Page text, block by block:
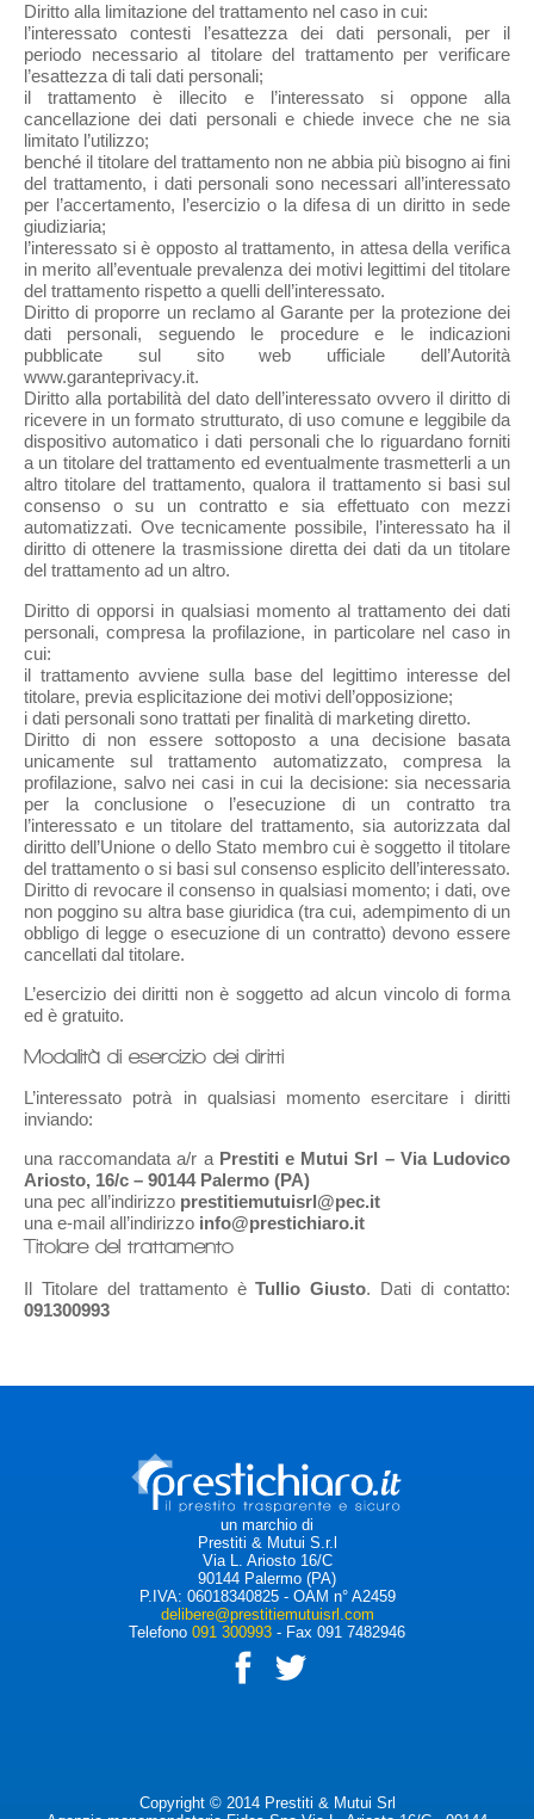
Diritto alla limitazione del trattamento nel caso in cui:
l’interessato contesti l’esattezza dei dati personali, per il
periodo necessario al titolare del trattamento per verificare
l’esattezza di tali dati personali;
il trattamento è illecito e l’interessato si oppone alla
cancellazione dei dati personali e chiede invece che ne sia
limitato l’utilizzo;
benché il titolare del trattamento non ne abbia più bisogno ai fini
del trattamento, i dati personali sono necessari all’interessato
per l’accertamento, l’esercizio o la difesa di un diritto in sede
giudiziaria;
l’interessato si è opposto al trattamento, in attesa della verifica
in merito all’eventuale prevalenza dei motivi legittimi del titolare
del trattamento rispetto a quelli dell’interessato.
Diritto di proporre un reclamo al Garante per la protezione dei
dati personali, seguendo le procedure e le indicazioni
pubblicate sul sito web ufficiale dell’Autorità
www.garanteprivacy.it.
Diritto alla portabilità del dato dell’interessato ovvero il diritto di
ricevere in un formato strutturato, di uso comune e leggibile da
dispositivo automatico i dati personali che lo riguardano forniti
a un titolare del trattamento ed eventualmente trasmetterli a un
altro titolare del trattamento, qualora il trattamento si basi sul
consenso o su un contratto e sia effettuato con mezzi
automatizzati. Ove tecnicamente possibile, l’interessato ha il
diritto di ottenere la trasmissione diretta dei dati da un titolare
del trattamento ad un altro.
Diritto di opporsi in qualsiasi momento al trattamento dei dati
personali, compresa la profilazione, in particolare nel caso in
cui:
il trattamento avviene sulla base del legittimo interesse del
titolare, previa esplicitazione dei motivi dell’opposizione;
i dati personali sono trattati per finalità di marketing diretto.
Diritto di non essere sottoposto a una decisione basata
unicamente sul trattamento automatizzato, compresa la
profilazione, salvo nei casi in cui la decisione: sia necessaria
per la conclusione o l’esecuzione di un contratto tra
l’interessato e un titolare del trattamento, sia autorizzata dal
diritto dell’Unione o dello Stato membro cui è soggetto il titolare
del trattamento o si basi sul consenso esplicito dell’interessato.
Diritto di revocare il consenso in qualsiasi momento; i dati, ove
non poggino su altra base giuridica (tra cui, adempimento di un
obbligo di legge o esecuzione di un contratto) devono essere
cancellati dal titolare.
L’esercizio dei diritti non è soggetto ad alcun vincolo di forma
ed è gratuito.
Modalità di esercizio dei diritti
L’interessato potrà in qualsiasi momento esercitare i diritti
inviando:
una raccomandata a/r a Prestiti e Mutui Srl – Via Ludovico
Ariosto, 16/c – 90144 Palermo (PA)
una pec all’indirizzo prestitiemutuisrl@pec.it
una e-mail all’indirizzo info@prestichiaro.it
Titolare del trattamento
Il Titolare del trattamento èTullio Giusto. Dati di contatto:
091300993
un marchio di
Prestiti & Mutui S.r.l
Via L. Ariosto 16/C
90144 Palermo (PA)
P.IVA: 06018340825 - OAM n° A2459
delibere@prestitiemutuisrl.com
Telefono 091 300993 - Fax 091 7482946
f t
Copyright © 2014 Prestiti & Mutui Srl